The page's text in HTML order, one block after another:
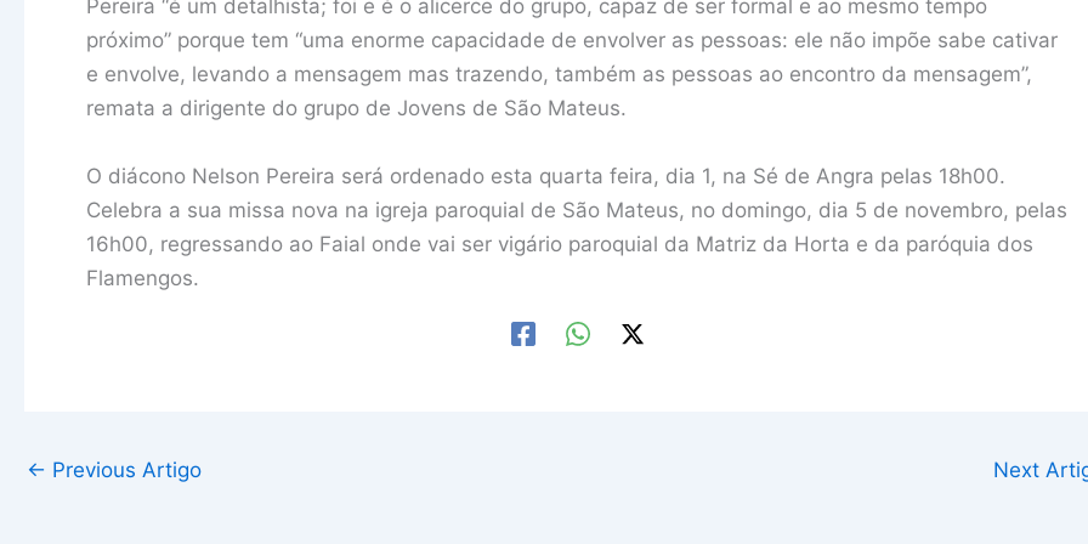
Pereira “é um detalhista; foi e é o alicerce do grupo, capaz de ser formal e ao mesmo tempo
próximo” porque tem “uma enorme capacidade de envolver as pessoas: ele não impõe sabe cativar
e envolve, levando a mensagem mas trazendo, também as pessoas ao encontro da mensagem”,
remata a dirigente do grupo de Jovens de São Mateus.
O diácono Nelson Pereira será ordenado esta quarta feira, dia 1, na Sé de Angra pelas 18h00.
Celebra a sua missa nova na igreja paroquial de São Mateus, no domingo, dia 5 de novembro, pelas
16h00, regressando ao Faial onde vai ser vigário paroquial da Matriz da Horta e da paróquia dos
Flamengos.
← Previous Artigo Next